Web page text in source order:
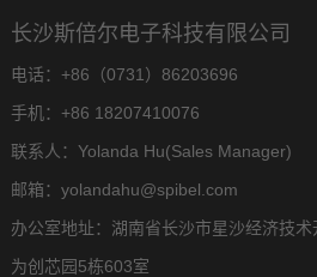
长沙斯倍尔电子科技有限公司
电话：+86（0731）86203696
手机：+86 18207410076
联系人：Yolanda Hu(Sales Manager)
邮箱：yolandahu@spibel.com
办公室地址：湖南省长沙市星沙经济技
为创芯园5栋603室